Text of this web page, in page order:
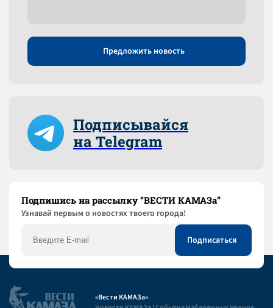
Предложить новость
Подписывайся
на Telegram
Подпишись на рассылку “ВЕСТИ КАМАЗа”
Узнaвай первым о новостях твоего города!
«Вести КАМАЗа»